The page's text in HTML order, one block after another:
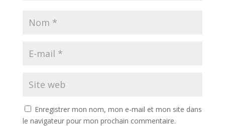
Enregistrer mon nom, mon e-mail et mon site dans
le navigateur pour mon prochain commentaire.